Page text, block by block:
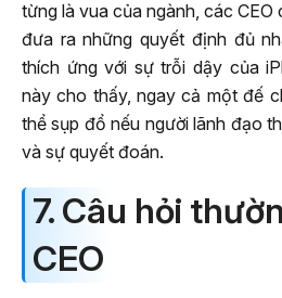
từng là vua của ngành, các
đưa ra những quyết định đủ
thích ứng với sự trỗi dậy của
này cho thấy, ngay cả một đế
thể sụp đổ nếu người lãnh đạo
và sự quyết đoán.
7. Câu hỏi
CEO